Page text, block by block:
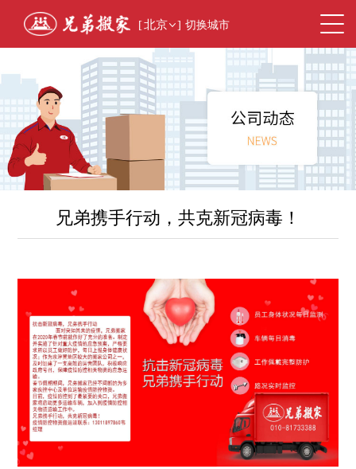
[北京 ] 切换城市
兄弟携手行动，共克新冠病毒！